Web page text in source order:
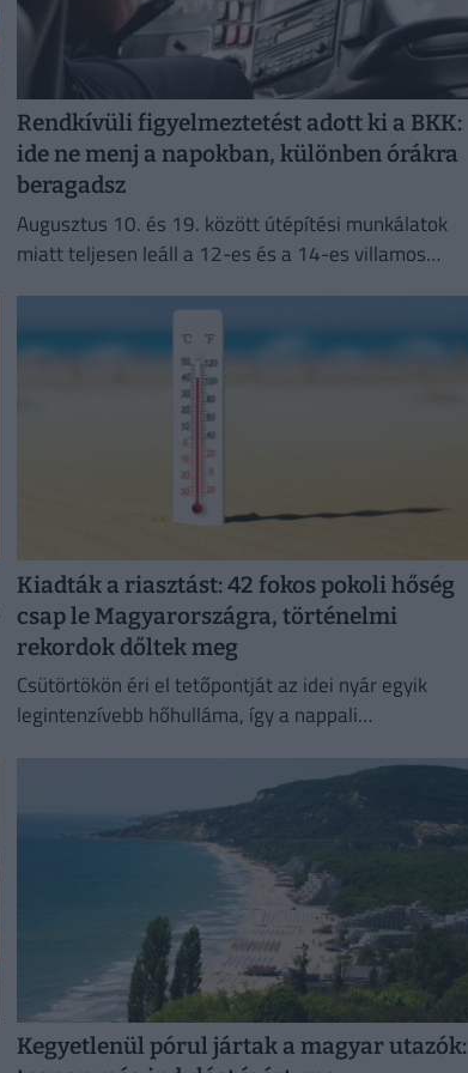
Rendkívüli figyelmeztetést adott ki a BKK:
ide ne menj a napokban, különben órákra
beragadsz
Augusztus 10. és 19. között útépítési munkálatok
miatt teljesen leáll a 12-es és a 14-es villamos
Kiadták a riasztást: 42 fokos pokoli hőség
csap le Magyarországra, történelmi
rekordok dőltek meg
Csütörtökön éri el tetőpontját az idei nyár egyik
legintenzívebb hőhulláma, így a nappali
Kegyetlenül pórul jártak a magyar utazók: